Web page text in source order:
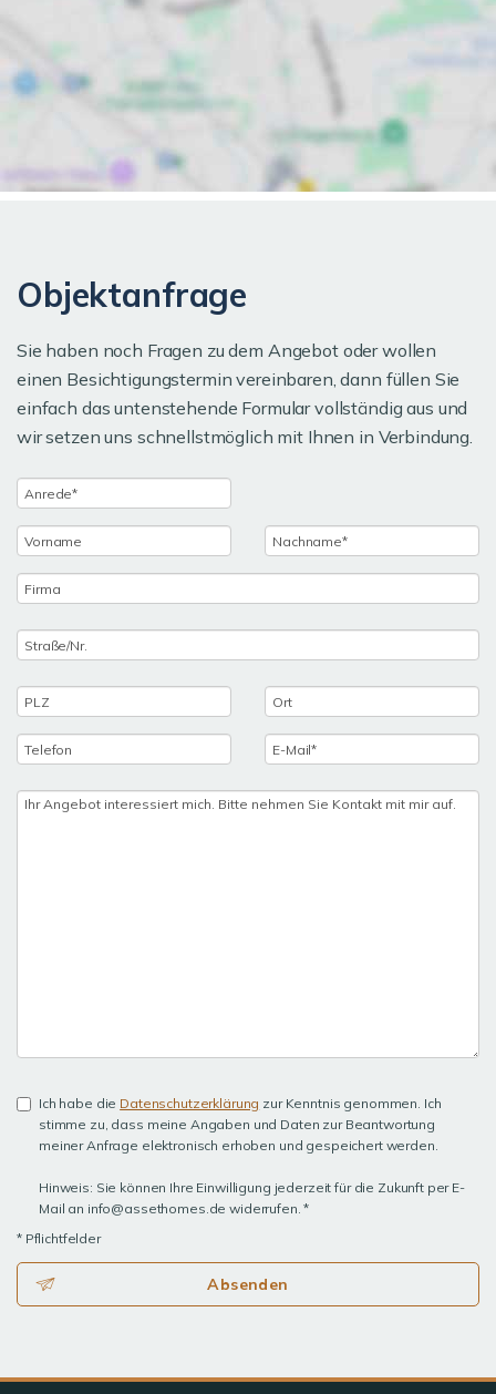
Objektanfrage
Sie haben noch Fragen zu dem Angebot oder wollen
einen Besichtigungstermin vereinbaren, dann füllen Sie
einfach das untenstehende Formular vollständig aus und
wir setzen uns schnellstmöglich mit Ihnen in Verbindung.
Ich habe die Datenschutzerklärung zur Kenntnis genommen. Ich
stimme zu, dass meine Angaben und Daten zur Beantwortung
meiner Anfrage elektronisch erhoben und gespeichert werden.
Hinweis: Sie können Ihre Einwilligung jederzeit für die Zukunft per E-
Mail an info@assethomes.de widerrufen. *
* Pflichtfelder
Absenden